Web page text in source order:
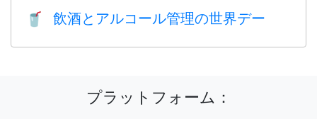
🥤 飲酒とアルコール管理の世界デー
プラットフォーム：